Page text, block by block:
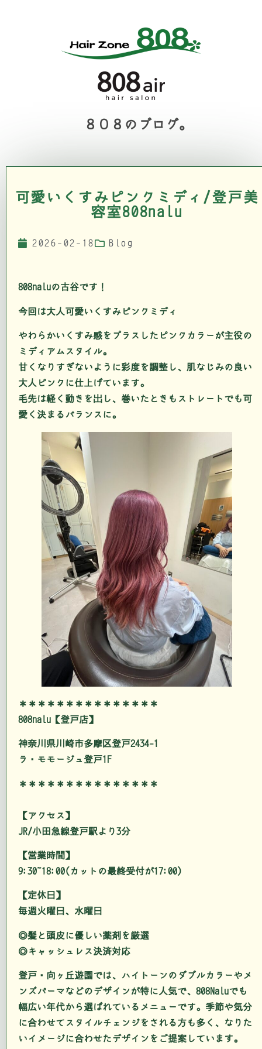
８０８のブログ。
可愛いくすみピンクミディ/登戸美
容室808nalu
2026-02-18 Blog
808naluの古谷です！
今回は大人可愛いくすみピンクミディ
やわらかいくすみ感をプラスしたピンクカラーが主役の
ミディアムスタイル。
甘くなりすぎないように彩度を調整し、肌なじみの良い
大人ピンクに仕上げています。
毛先は軽く動きを出し、巻いたときもストレートでも可
愛く決まるバランスに。
＊＊＊＊＊＊＊＊＊＊＊＊＊＊＊
808nalu【登戸店】
神奈川県川崎市多摩区登戸2434-1
ラ・モモージュ登戸1F
＊＊＊＊＊＊＊＊＊＊＊＊＊＊＊
【アクセス】
JR/小田急線登戸駅より3分
【営業時間】
9:30~18:00(カットの最終受付が17:00)
【定休日】
毎週火曜日、水曜日
◎髪と頭皮に優しい薬剤を厳選
◎キャッシュレス決済対応
登戸・向ヶ丘遊園では、ハイトーンのダブルカラーやメ
ンズパーマなどのデザインが特に人気で、808Naluでも
幅広い年代から選ばれているメニューです。季節や気分
に合わせてスタイルチェンジをされる方も多く、なりた
いイメージに合わせたデザインをご提案しています。